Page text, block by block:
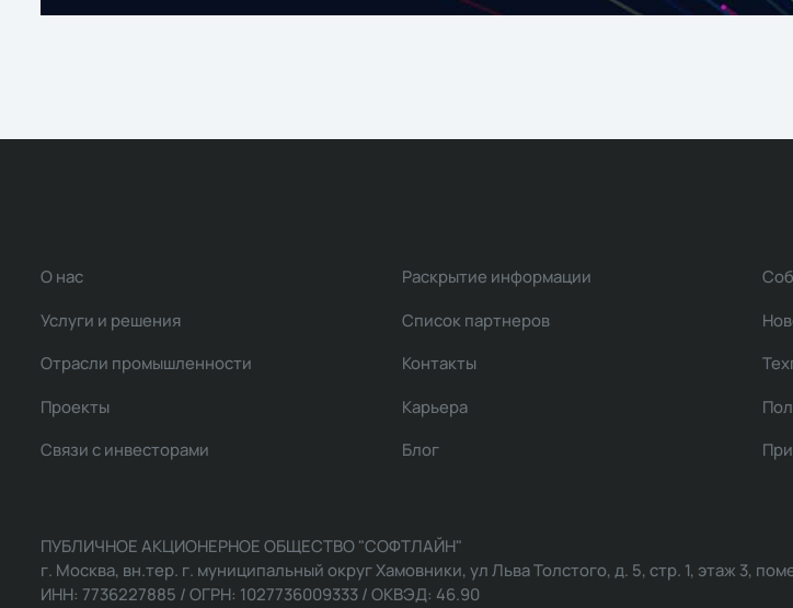
О нас
Услуги и решения
Отрасли промышленности
Проекты
Связи с инвесторами
Раскрытие информации
Список партнеров
Контакты
Карьера
Блог
ПУБЛИЧНОЕ АКЦИОНЕРНОЕ ОБЩЕСТВО "СОФТЛАЙН"
г. Москва, вн.тер. г. муниципальный округ Хамовники, ул Льва Толстого, д. 5, стр. 1, этаж 3,
ИНН: 7736227885 / ОГРН: 1027736009333 / ОКВЭД: 46.90